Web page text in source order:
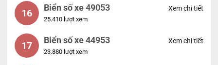
16 Biển số xe 49053
25.410 lượt xem
Xem chi tiết
17 Biển số xe 44953
23.880 lượt xem
Xem chi tiết